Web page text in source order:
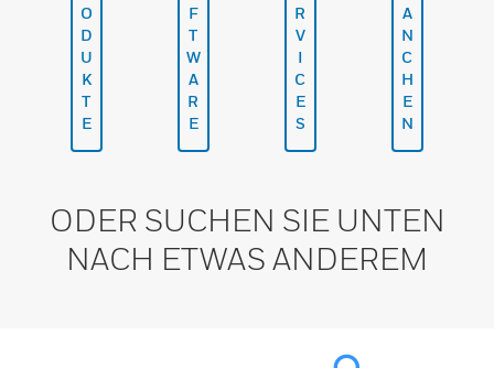
O
D
U
K
T
E
F
T
W
A
R
E
R
V
I
C
E
S
A
N
C
H
E
N
ODER SUCHEN SIE UNTEN
NACH ETWAS ANDEREM